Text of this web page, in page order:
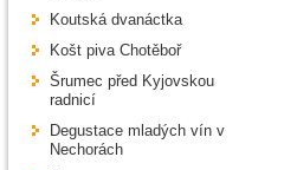
Koutská dvanáctka
Košt piva Chotěboř
Šrumec před Kyjovskou
radnicí
Degustace mladých vín v
Nechorách